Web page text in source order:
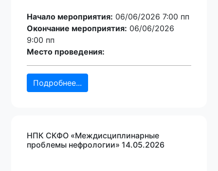
Начало мероприятия: 06/06/2026 7:00 пп
Окончание мероприятия: 06/06/2026
9:00 пп
Место проведения:
Подробнее...
НПК СКФО «Междисциплинарные
проблемы нефрологии» 14.05.2026